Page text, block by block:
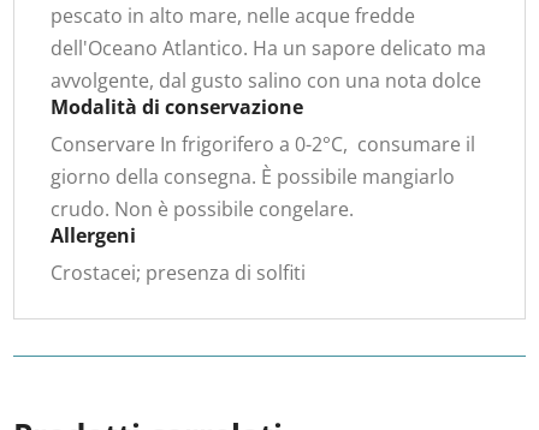
pescato in alto mare, nelle acque fredde
dell'Oceano Atlantico. Ha un sapore delicato ma
avvolgente, dal gusto salino con una nota dolce
Modalità di conservazione
Conservare In frigorifero a 0-2°C, consumare il
giorno della consegna. È possibile mangiarlo
crudo. Non è possibile congelare.
Allergeni
Crostacei; presenza di solfiti